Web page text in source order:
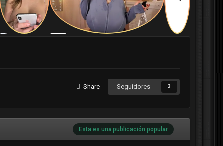
Share Seguidores 3
Esta es una publicación popular